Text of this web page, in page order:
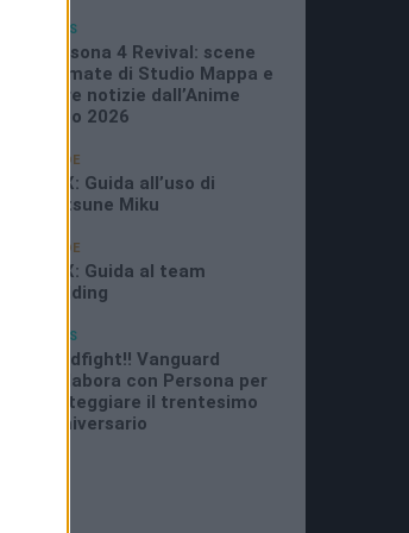
NEWS
Persona 4 Revival: scene
animate di Studio Mappa e
altre notizie dall’Anime
Expo 2026
GUIDE
P5X: Guida all’uso di
Hatsune Miku
GUIDE
P5X: Guida al team
building
NEWS
Cardfight!! Vanguard
collabora con Persona per
festeggiare il trentesimo
anniversario